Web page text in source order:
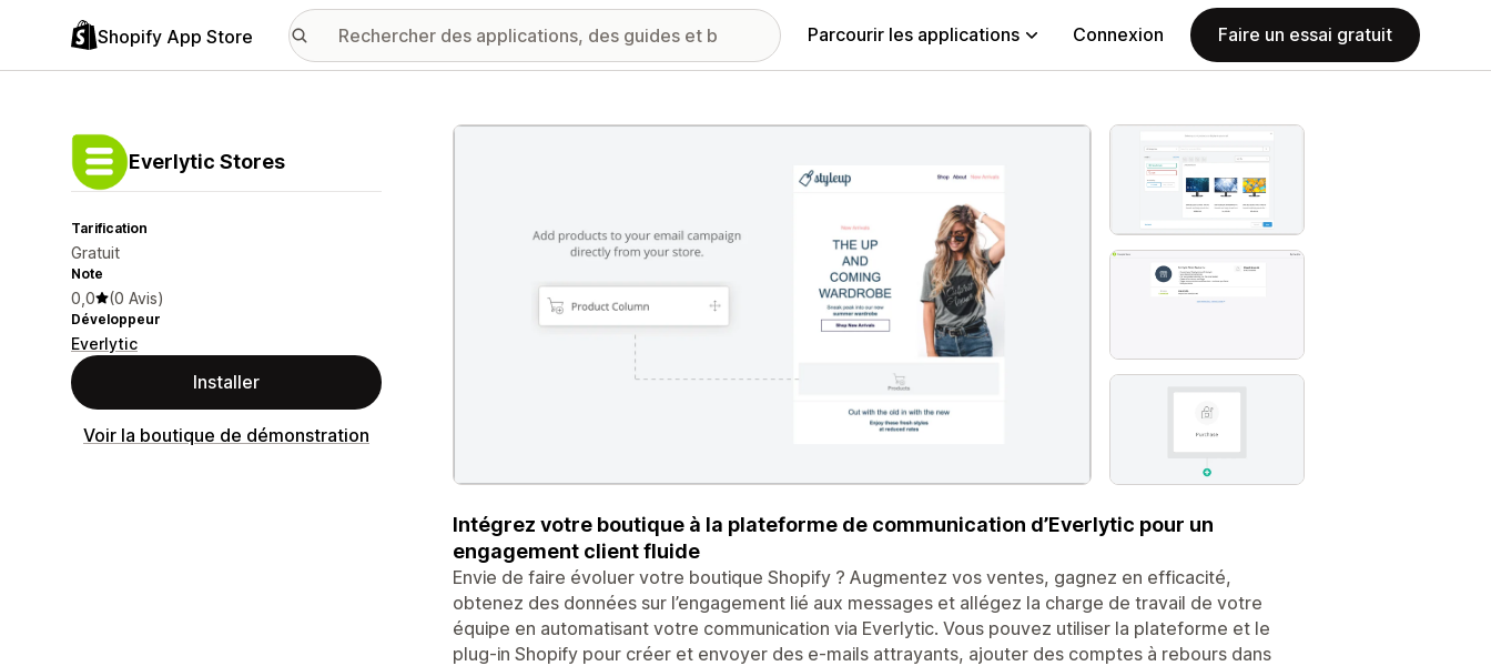
Shopify App Store Parcourir les applications Connexion Faire un essai gratuit
Everlytic Stores
Tarification
Gratuit
Note
0,0 (0 Avis)
Développeur
Everlytic
Installer
Voir la boutique de démonstration
Galerie d’images vedette
Intégrez votre boutique à la plateforme de communication d’Everlytic pour un
engagement client fluide
Envie de faire évoluer votre boutique Shopify ? Augmentez vos ventes, gagnez en efficacité,
obtenez des données sur l’engagement lié aux messages et allégez la charge de travail de votre
équipe en automatisant votre communication via Everlytic. Vous pouvez utiliser la plateforme et le
plug-in Shopify pour créer et envoyer des e-mails attrayants, ajouter des comptes à rebours dans